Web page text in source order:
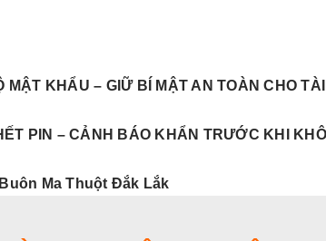
MẬT KHẨU – GIỮ BÍ MẬT AN TOÀN CHO
PIN – CẢNH BÁO KHẨN TRƯỚC KHI
Ma Thuột Đắk Lắk